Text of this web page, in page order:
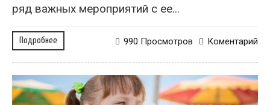
ряд важных мероприятий с ее...
Подробнее Коментарий
990 Просмотров